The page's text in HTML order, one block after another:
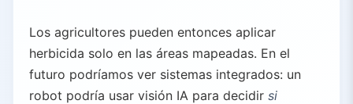
Los agricultores pueden entonces aplicar
herbicida solo en las áreas mapeadas. En el
futuro podríamos ver sistemas integrados: un
robot podría usar visión IA para decidir si